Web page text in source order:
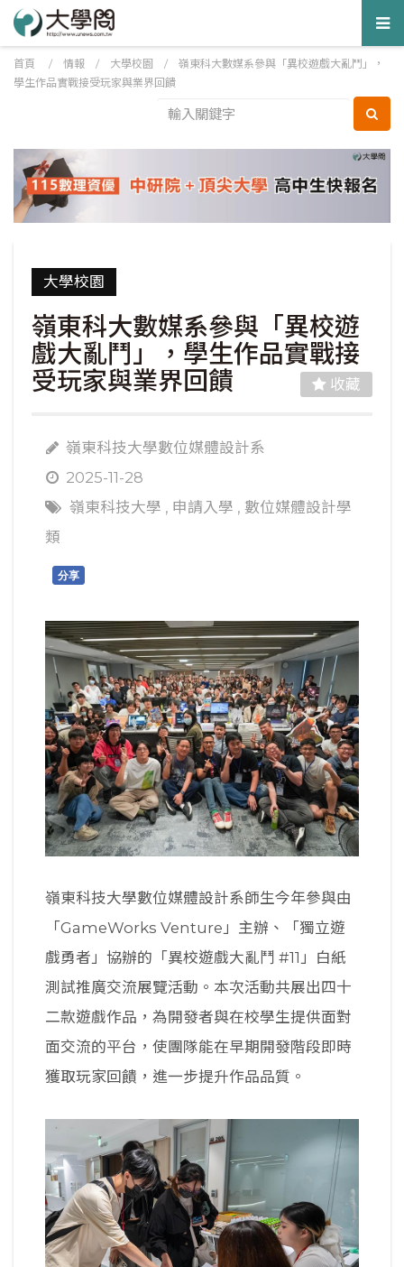
首頁 / 情報 / 大學校園 / 嶺東科大數媒系參與「異校遊戲大亂鬥」，
學生作品實戰接受玩家與業界回饋
大學校園
嶺東科大數媒系參與「異校遊
戲大亂鬥」，學生作品實戰接
受玩家與業界回饋
收藏
嶺東科技大學數位媒體設計系
2025-11-28
嶺東科技大學 , 申請入學 , 數位媒體設計學
類
分享
嶺東科技大學數位媒體設計系師生今年參與由
「GameWorks Venture」主辦、「獨立遊
戲勇者」協辦的「異校遊戲大亂鬥 #11」白紙
測試推廣交流展覽活動。本次活動共展出四十
二款遊戲作品，為開發者與在校學生提供面對
面交流的平台，使團隊能在早期開發階段即時
獲取玩家回饋，進一步提升作品品質。